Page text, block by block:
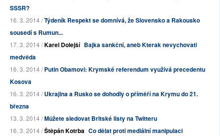
SSSR?
16. 3. 2014 /Týdeník Respekt se domnívá, že Slovensko a Rakousko
sousedí s Rumun...
17. 3. 2014 /Karel Dolejší Bajka sankční, aneb Kterak nevychovati
medvěda
16. 3. 2014 /Putin Obamovi: Krymské referendum využívá precedentu
Kosova
16. 3. 2014 /Ukrajina a Rusko se dohodly o příměří na Krymu do 21.
března
13. 3. 2014 /Můžete sledovat Britské listy na Twitteru
16. 3. 2014 /Štěpán Kotrba Co dělat proti mediální manipulaci